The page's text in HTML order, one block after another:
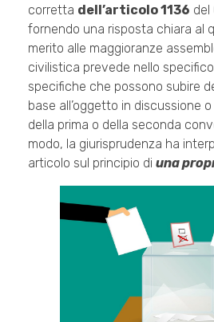
corretta dell’articolo 1136 del
fornendo una risposta chiara al
merito alle maggioranze
civilistica prevede nello
specifiche che possono subire
base all’oggetto in discussione
della prima o della seconda
modo, la giurisprudenza ha
articolo sul principio di una